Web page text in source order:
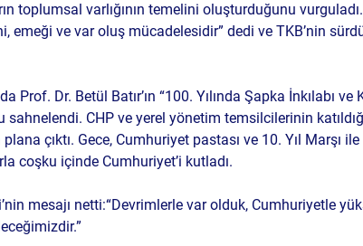
toplumsal varlığının temelini oluşturduğunu
emeği ve var oluş mücadelesidir” dedi ve TKB’nin
Prof. Dr. Betül Batır’ın “100. Yılında Şapka İnkılabı ve
sahnelendi. CHP ve yerel yönetim temsilcilerinin
çıktı. Gece, Cumhuriyet pastası ve 10. Yıl Marşı
coşku içinde Cumhuriyet’i kutladı.
mesajı netti:“Devrimlerle var olduk, Cumhuriyetle